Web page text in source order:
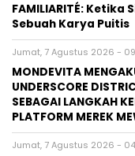
FAMILIARITÉ:
Sebuah Karya Puitis
Jumat, 7 Agustus 2026 -
MONDEVITA
UNDERSCORE
SEBAGAI LANGKAH
PLATFORM MEREK
Jumat, 7 Agustus 2026 -